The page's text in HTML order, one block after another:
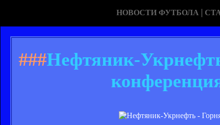
НОВОСТИ ФУТБОЛА |
###Нефтяник-